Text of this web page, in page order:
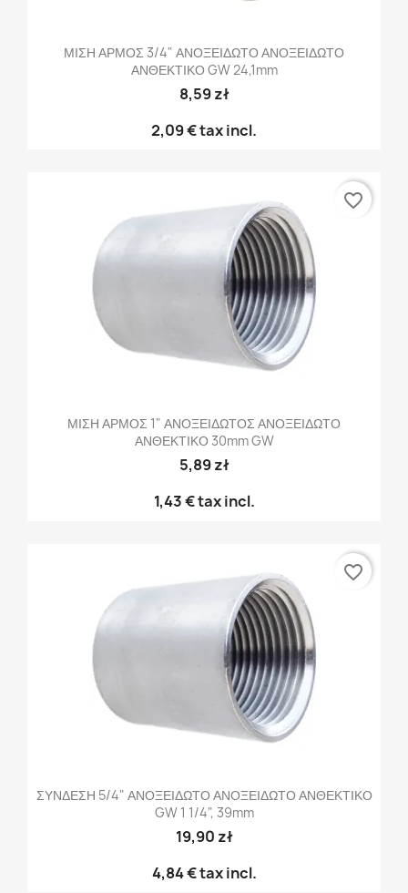
ΜΙΣΗ ΑΡΜΟΣ 3/4" ΑΝΟΞΕΙΔΩΤΟ ΑΝΟΞΕΙΔΩΤΟ
ΑΝΘΕΚΤΙΚΟ GW 24,1mm
8,59 zł
2,09 €tax incl.
ΜΙΣΗ ΑΡΜΟΣ 1" ΑΝΟΞΕΙΔΩΤΟΣ ΑΝΟΞΕΙΔΩΤΟ
ΑΝΘΕΚΤΙΚΟ 30mm GW
5,89 zł
1,43 €tax incl.
favorite_border
ΣΥΝΔΕΣΗ 5/4" ΑΝΟΞΕΙΔΩΤΟ ΑΝΟΞΕΙΔΩΤΟ ΑΝΘΕΚΤΙΚΟ
GW 1 1/4", 39mm
19,90 zł
4,84 €tax incl.
favorite_border